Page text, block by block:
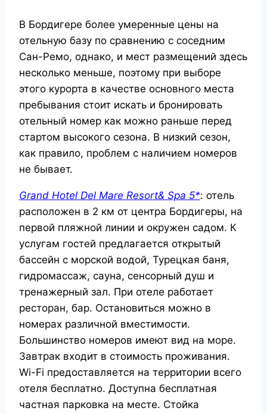
В Бордигере более умеренные цены на
отельную базу по сравнению с соседним
Сан-Ремо, однако, и мест размещений здесь
несколько меньше, поэтому при выборе
этого курорта в качестве основного места
пребывания стоит искать и бронировать
отельный номер как можно раньше перед
стартом высокого сезона. В низкий сезон,
как правило, проблем с наличием номеров
не бывает.
Grand Hotel Del Mare Resort& Spa 5*: отель
расположен в 2 км от центра Бордигеры, на
первой пляжной линии и окружен садом. К
услугам гостей предлагается открытый
бассейн с морской водой, Турецкая баня,
гидромассаж, сауна, сенсорный душ и
тренажерный зал. При отеле работает
ресторан, бар. Остановиться можно в
номерах различной вместимости.
Большинство номеров имеют вид на море.
Завтрак входит в стоимость проживания.
Wi-Fi предоставляется на территории всего
отеля бесплатно. Доступна бесплатная
частная парковка на месте. Стойка